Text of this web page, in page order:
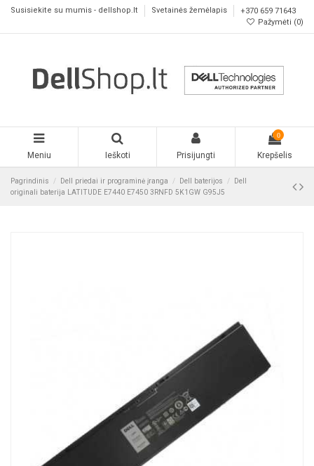
Susisiekite su mumis - dellshop.lt Svetainės žemėlapis
+370 659 71643
Pažymėti (0)
Meniu Ieškoti Prisijungti
0
Krepšelis
Pagrindinis Dell priedai ir programinė įranga Dell baterijos
Dell
originali baterija LATITUDE E7440 E7450 3RNFD 5K1GW G95J5